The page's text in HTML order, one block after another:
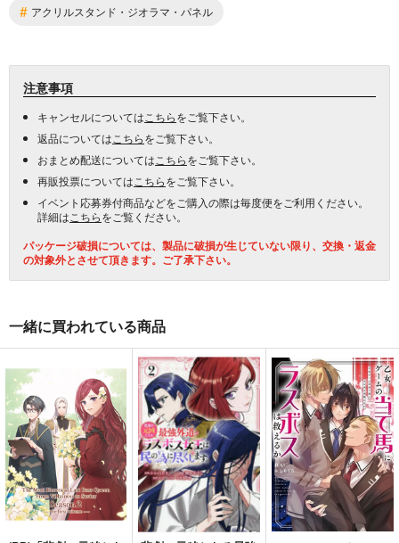
# アクリルスタンド・ジオラマ・パネル
注意事項
キャンセルについては こちらをご覧下さい。
返品については こちらをご覧下さい。
おまとめ配送については こちらをご覧下さい。
再販投票については こちらをご覧下さい。
イベント応募券付商品などをご購入の際は毎度便をご利用ください。
詳細は こちらをご覧ください。
パッケージ破損については、製品に破損が生じていない限り、交換・返金
の対象外とさせて頂きます。ご了承下さい。
一緒に買われている商品